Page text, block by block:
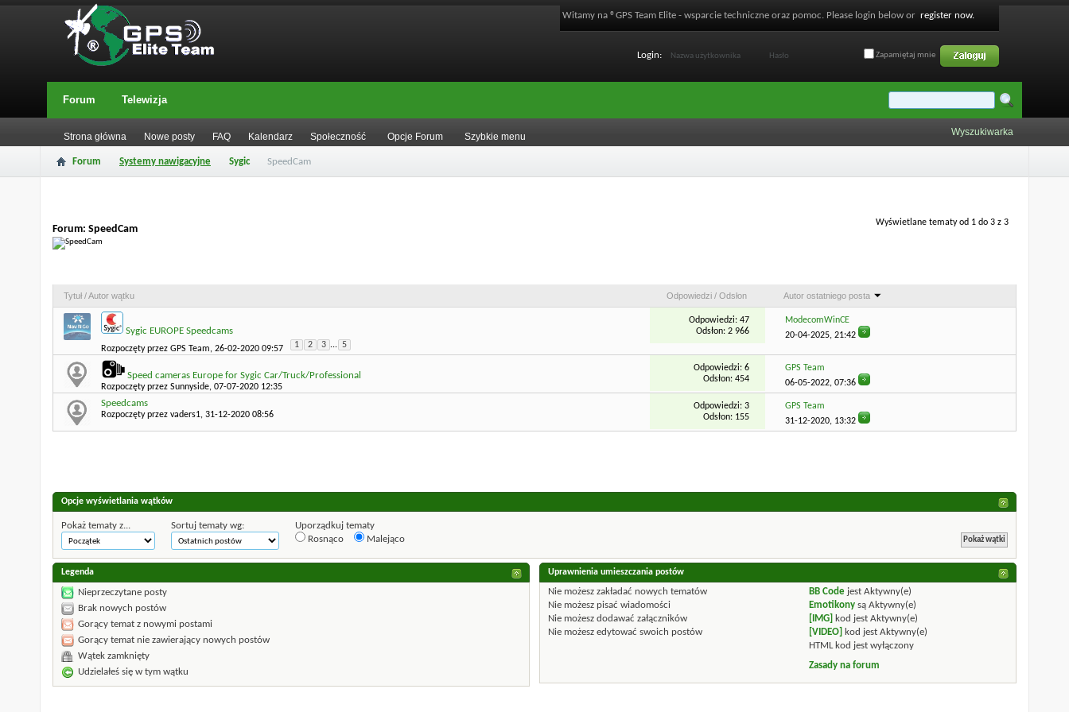
Witamy na ®GPS Team Elite - wsparcie techniczne oraz pomoc. Please login below or register now.
Login: Zapamiętaj mnie
Forum
Strona główna Nowe posty FAQ Kalendarz Społeczność Opcje Forum Szybkie menu
Telewizja
Wyszukiwarka
Forum Systemy nawigacyjne Sygic SpeedCam
Wyświetlane tematy od 1 do 3 z 3
Forum: SpeedCam
Tytuł/Autor wątku Odpowiedzi /Odsłon Autor ostatniego posta
Sygic EUROPE Speedcams
Rozpoczęty przez GPS Team, 26-02-2020 09:57 1 2 3 ... 5
Odpowiedzi: 47
Odsłon: 2 966
ModecomWinCE
20-04-2025, 21:42
Speed cameras Europe for Sygic Car/Truck/Professional
Rozpoczęty przez Sunnyside, 07-07-2020 12:35
Odpowiedzi: 6
Odsłon: 454
GPS Team
06-05-2022, 07:36
Speedcams
Rozpoczęty przez vaders1, 31-12-2020 08:56
Odpowiedzi: 3
Odsłon: 155
GPS Team
31-12-2020, 13:32
Opcje wyświetlania wątków
Pokaż tematy z... Sortuj tematy wg:
Uporządkuj tematy
Rosnąco
Malejąco
Legenda
Nieprzeczytane posty
Brak nowych postów
Gorący temat z nowymi postami
Gorący temat nie zawierający nowych postów
Wątek zamknięty
Udzielałeś się w tym wątku
Uprawnienia umieszczania postów
Nie możesz zakładać nowych tematów
Nie możesz pisać wiadomości
Nie możesz dodawać załączników
Nie możesz edytować swoich postów
BB Code jestAktywny(e)
Emotikony sąAktywny(e)
[IMG] kod jestAktywny(e)
[VIDEO] kod jestAktywny(e)
HTML kod jestwyłączony
Zasady na forum